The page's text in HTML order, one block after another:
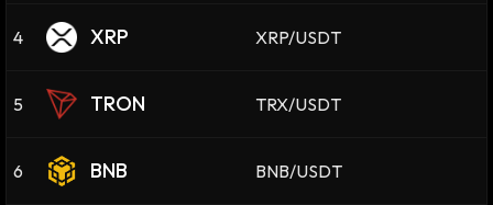
4 XRP XRP/USDT
5 TRON TRX/USDT
6 BNB BNB/USDT